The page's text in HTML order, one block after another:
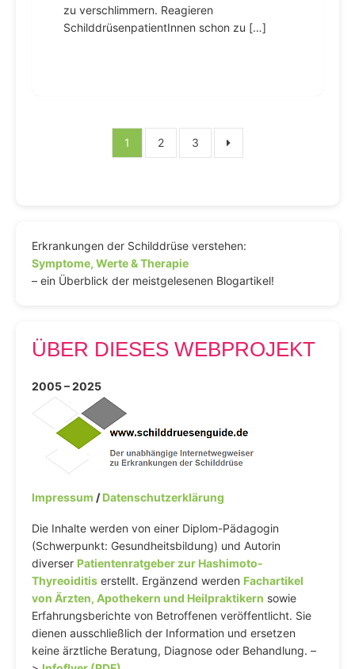
zu verschlimmern. Reagieren
SchilddrüsenpatientInnen schon zu […]
Seitennummerierung
1 2 3
Erkrankungen der Schilddrüse verstehen:
Symptome, Werte & Therapie
– ein Überblick der meistgelesenen Blogartikel!
ÜBER DIESES WEBPROJEKT
2005 – 2025
Impressum /Datenschutzerklärung
Die Inhalte werden von einer Diplom-Pädagogin
(Schwerpunkt: Gesundheitsbildung) und Autorin
diverser Patientenratgeber zur Hashimoto-
Thyreoiditis erstellt. Ergänzend werden Fachartikel
von Ärzten, Apothekern und Heilpraktikern sowie
Erfahrungsberichte von Betroffenen veröffentlicht. Sie
dienen ausschließlich der Information und ersetzen
keine ärztliche Beratung, Diagnose oder Behandlung. –